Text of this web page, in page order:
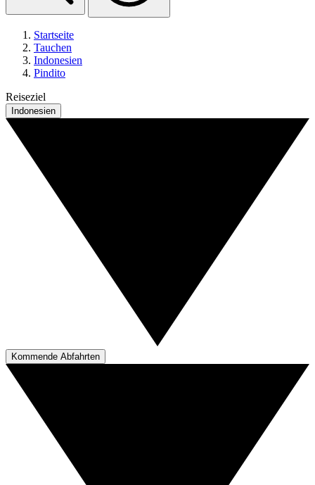
Startseite
Tauchen
Indonesien
Pindito
Reiseziel
Indonesien
Kommende Abfahrten